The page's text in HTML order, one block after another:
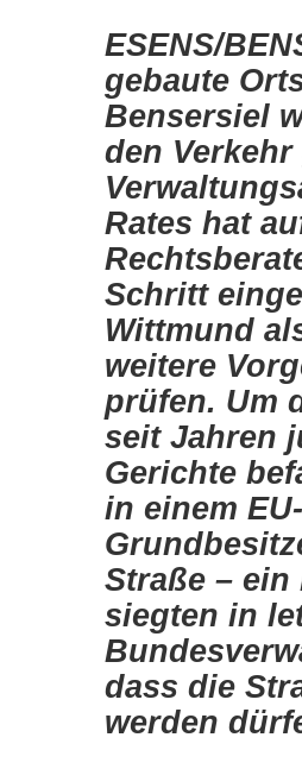
ESENS/
gebaute
Bensersiel
den
Rates hat
Schritt
Wittmund
weitere
prüfen. Um
seit Jahren
Gerichte
in einem
Straße – ein
siegten in
dass die
werden